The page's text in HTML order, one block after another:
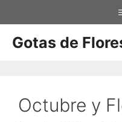
Gotas de
Octubre y